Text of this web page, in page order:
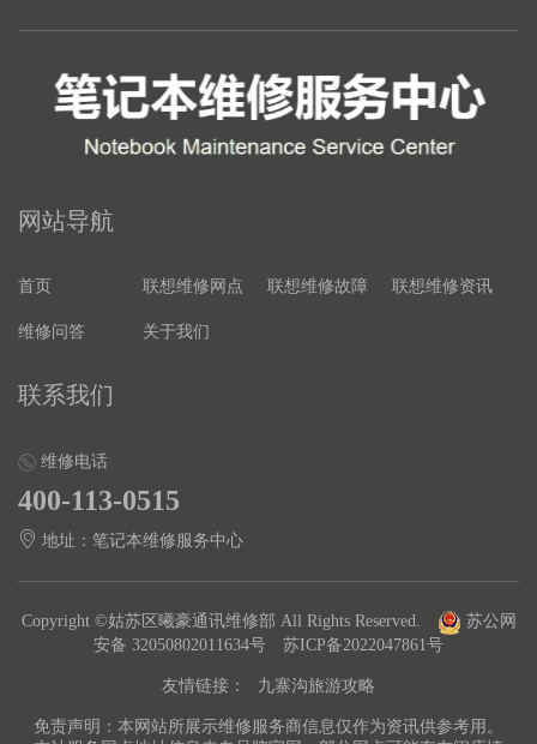
网站导航
首页 联想维修网点 联想维修故障 联想维修资讯
维修问答 关于我们
联系我们
维修电话
400-113-0515
地址：笔记本维修服务中心
Copyright ©姑苏区曦豪通讯维修部 All Rights Reserved.
苏公网
安备 32050802011634号
苏ICP备2022047861号
友情链接： 九寨沟旅游攻略
免责声明：本网站所展示维修服务商信息仅作为资讯供参考用。